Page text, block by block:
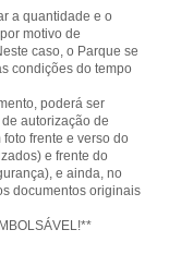
a quantidade e o
motivo de
caso, o Parque se
condições do tempo
poderá ser
autorização de
frente e verso do
e frente do
e ainda, no
documentos originais